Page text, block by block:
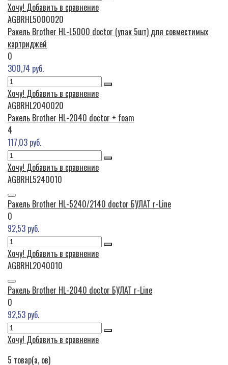
Хочу! Добавить в сравнение
AGBRHL5000020
Ракель Brother HL-L5000 doctor (упак 5шт) для совместимых
картриджей
0
300,74 руб.
Хочу! Добавить в сравнение
AGBRHL2040020
Ракель Brother HL-2040 doctor + foam
4
117,03 руб.
Хочу! Добавить в сравнение
AGBRHL5240010
Ракель Brother HL-5240/2140 doctor БУЛАТ r-Line
0
92,53 руб.
Хочу! Добавить в сравнение
AGBRHL2040010
Ракель Brother HL-2040 doctor БУЛАТ r-Line
0
92,53 руб.
Хочу! Добавить в сравнение
5 товар(а, ов)